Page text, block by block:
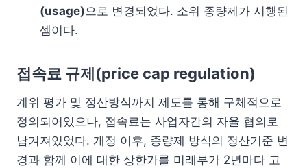
(usage)으로 변경되었다. 소위 종량제가 시행된
셈이다.
접속료 규제(price cap regulation)
계위 평가 및 정산방식까지 제도를 통해 구체적으로
정의되어있으나, 접속료는 사업자간의 자율 협의로
남겨져있었다. 개정 이후, 종량제 방식의 정산기준 변
경과 함께 이에 대한 상한가를 미래부가 2년마다 고